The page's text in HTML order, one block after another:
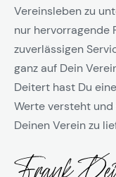
Vereinsleben zu
nur hervorragende
zuverlässigen
ganz auf Dein
Deitert hast Du
Werte versteht
Deinen Verein zu